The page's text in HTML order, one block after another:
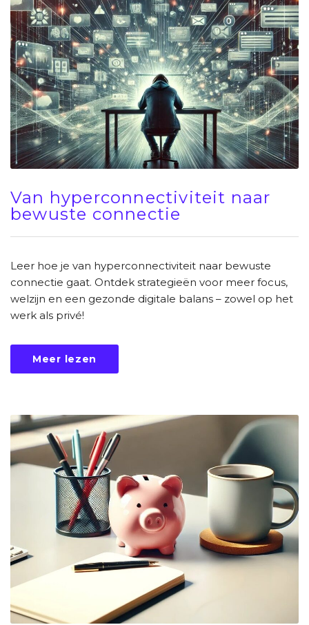
Van hyperconnectiviteit naar
bewuste connectie
Leer hoe je van hyperconnectiviteit naar bewuste
connectie gaat. Ontdek strategieën voor meer focus,
welzijn en een gezonde digitale balans – zowel op het
werk als privé!
Meer lezen